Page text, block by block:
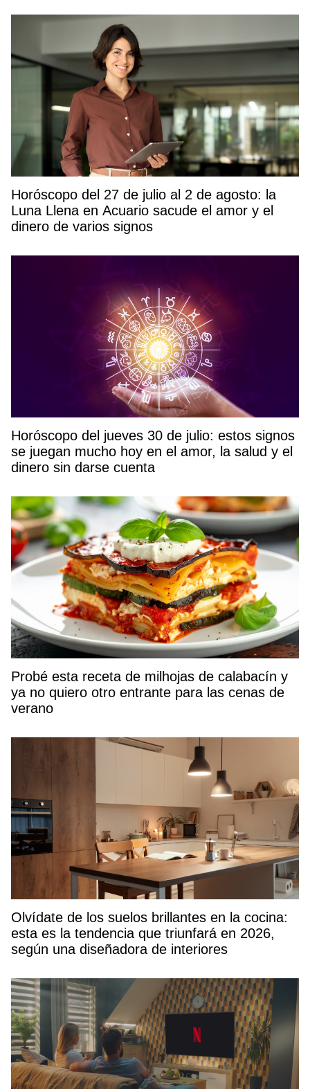
Horóscopo del 27 de julio al 2 de agosto: la
Luna Llena en Acuario sacude el amor y el
dinero de varios signos
Horóscopo del jueves 30 de julio: estos signos
se juegan mucho hoy en el amor, la salud y el
dinero sin darse cuenta
Probé esta receta de milhojas de calabacín y
ya no quiero otro entrante para las cenas de
verano
Olvídate de los suelos brillantes en la cocina:
esta es la tendencia que triunfará en 2026,
según una diseñadora de interiores